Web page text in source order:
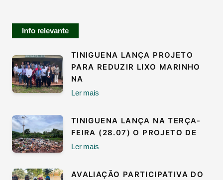
Info relevante
TINIGUENA LANÇA PROJETO
PARA REDUZIR LIXO MARINHO
NA
Ler mais
TINIGUENA LANÇA NA TERÇA-
FEIRA (28.07) O PROJETO DE
Ler mais
AVALIAÇÃO PARTICIPATIVA DO